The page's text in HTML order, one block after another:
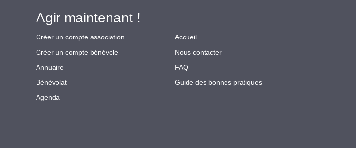
Agir maintenant !
Créer un compte association
Créer un compte bénévole
Annuaire
Bénévolat
Agenda
Accueil
Nous contacter
FAQ
Guide des bonnes pratiques